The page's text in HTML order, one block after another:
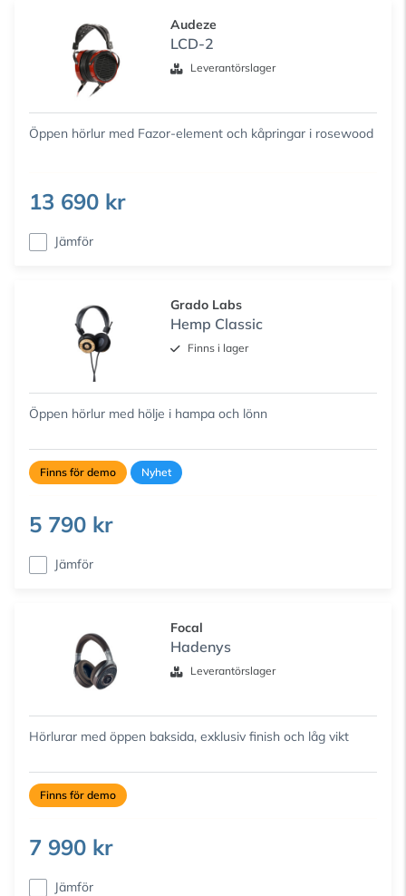
Audeze
LCD-2
Leverantörslager
Öppen hörlur med Fazor-element och kåpringar i rosewood
13 690 kr
Jämför
Grado Labs
Hemp Classic
Finns i lager
Öppen hörlur med hölje i hampa och lönn
Finns för demo Nyhet
5 790 kr
Jämför
Focal
Hadenys
Leverantörslager
Hörlurar med öppen baksida, exklusiv finish och låg vikt
Finns för demo
7 990 kr
Jämför